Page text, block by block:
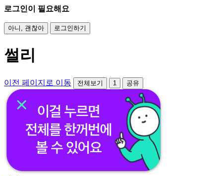
로그인이 필요해요
아니, 괜찮아 로그인하기
썰리
이전 페이지로 이동 전체보기 1 공유